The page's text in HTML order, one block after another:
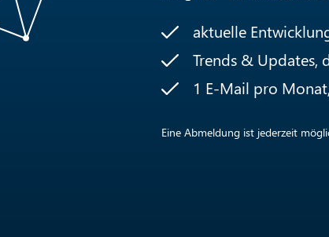
aktuelle
Trends & Updates,
1 E-Mail pro
Eine Abmeldung ist jederzeit